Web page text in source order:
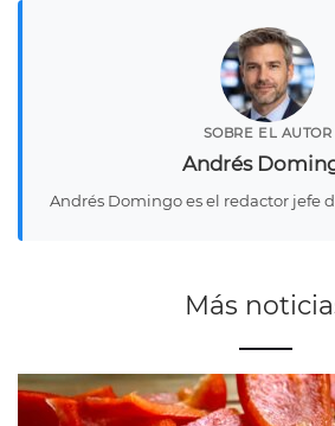
SOBRE EL AUTOR
Andrés
Andrés Domingo es el redactor jefe
Más